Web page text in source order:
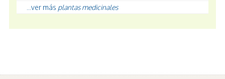
...ver más plantas medicinales